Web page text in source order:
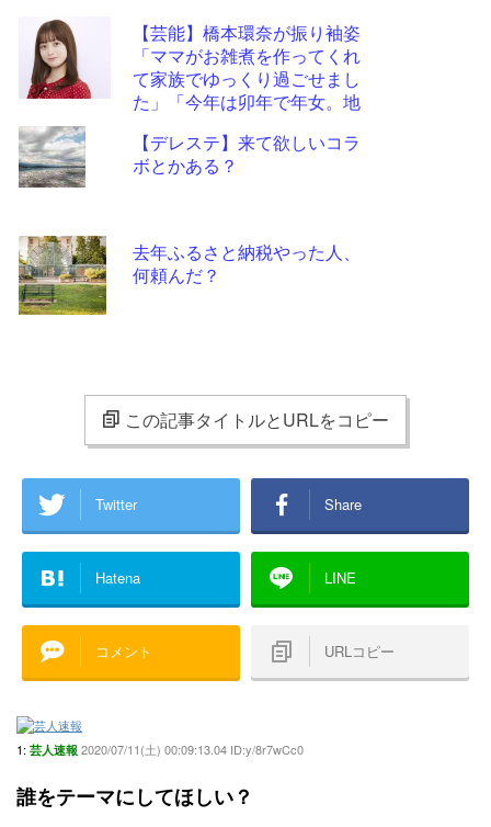
【芸能】橋本環奈が振り袖姿
「ママがお雑煮を作ってくれ
て家族でゆっくり過ごせまし
た」「今年は卯年で年女。地
【デレステ】来て欲しいコラ
ボとかある？
去年ふるさと納税やった人、
何頼んだ？
この記事タイトルとURLをコピー
Twitter Share
Hatena LINE
コメント URLコピー
1: 芸人速報 2020/07/11(土) 00:09:13.04 ID:y/8r7wCc0
誰をテーマにしてほしい？